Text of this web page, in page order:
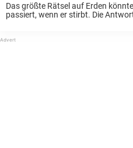
Das größte Rätsel auf Erden
passiert, wenn er stirbt. Die